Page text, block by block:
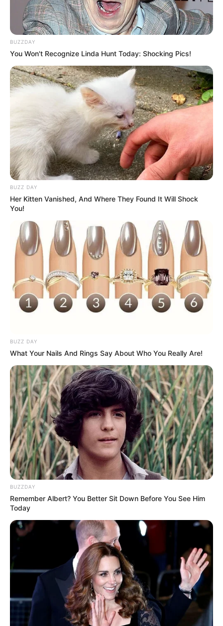
13 Film Genre Survival,
Paling Seru untuk
Ditonton
5 Film yang Mirip Crows
Zero, Penuh Aksi
Menegangkan
Imperfect: Karier, Cinta &
Timbangan
Eggnoid: Cinta & Portal
Waktu
BUZZDAY
You Won't Recognize Linda Hunt Today: Shocking Pics!
BUZZ DAY
Her Kitten Vanished, And Where They Found It Will Shock
You!
BUZZ DAY
What Your Nails And Rings Say About Who You Really Are!
BUZZDAY
Remember Albert? You Better Sit Down Before You See Him
Today